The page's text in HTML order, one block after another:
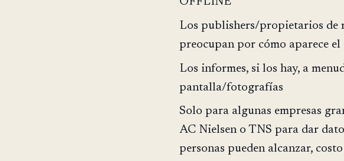
Los publishers/propietarios de
preocupan por cómo aparece
Los informes, si los hay, a
pantalla/fotografías
Solo para algunas empresas
AC Nielsen o TNS para dar
personas pueden alcanzar,